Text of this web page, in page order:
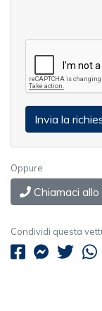
Oppure
Chiamaci
Condividi questa